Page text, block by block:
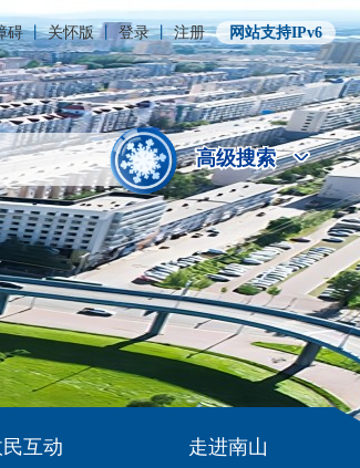
碍丨关怀版丨 登录丨注册 网站支持IPv6
高级搜索
高级搜索
互动 走进南山